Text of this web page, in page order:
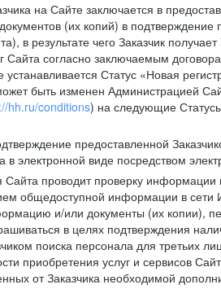
на Сайте заключается в
(их копий) в
в результате чего Заказчик
Сайта согласно заключаемым
устанавливается Статус «Новая
быть изменен Администрацией
hh.ru/conditions) на следующие
предоставленной
электронной виде посредством
проводит проверку информации
общедоступной информации в
и/или документы (их копии),
в целях подтверждения
поиска персонала для третьих
приобретения услуг и сервисов
от Заказчика необходимой